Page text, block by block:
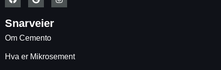
Snarveier
Om Cemento
Hva er Mikrosement